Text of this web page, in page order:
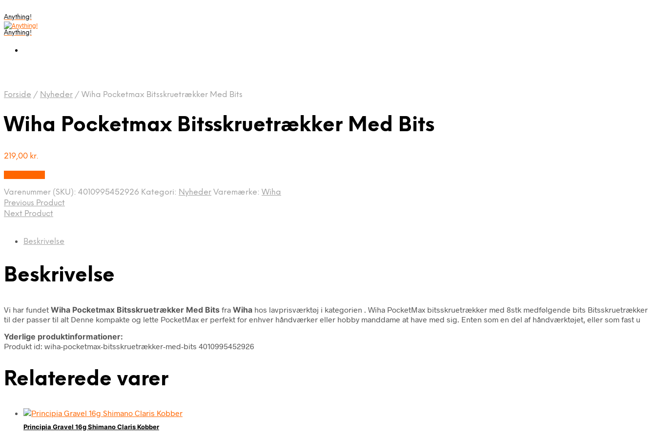
Anything!
Anything!
Forside / Nyheder / Wiha Pocketmax Bitsskruetrækker Med Bits
Wiha Pocketmax Bitsskruetrækker Med Bits
219,00 kr.
Varenummer (SKU): 4010995452926 Kategori: Nyheder Varemærke: Wiha
Previous Product
Next Product
Beskrivelse
Beskrivelse
Vi har fundet Wiha Pocketmax Bitsskruetrækker Med Bits fra Wiha hos lavprisværktøj i kategorien
. Wiha PocketMax bitsskruetrækker med 8stk medfølgende bits Bitsskruetrækker
til der passer til alt Denne kompakte og lette PocketMax er perfekt for enhver håndværker eller hobby manddame at have med sig. Enten som en del af håndværktøjet, eller som fast u
Yderlige produktinformationer:
Produkt id: wiha-pocketmax-bitsskruetrækker-med-bits 4010995452926
Relaterede varer
Principia Gravel 16g Shimano Claris Kobber